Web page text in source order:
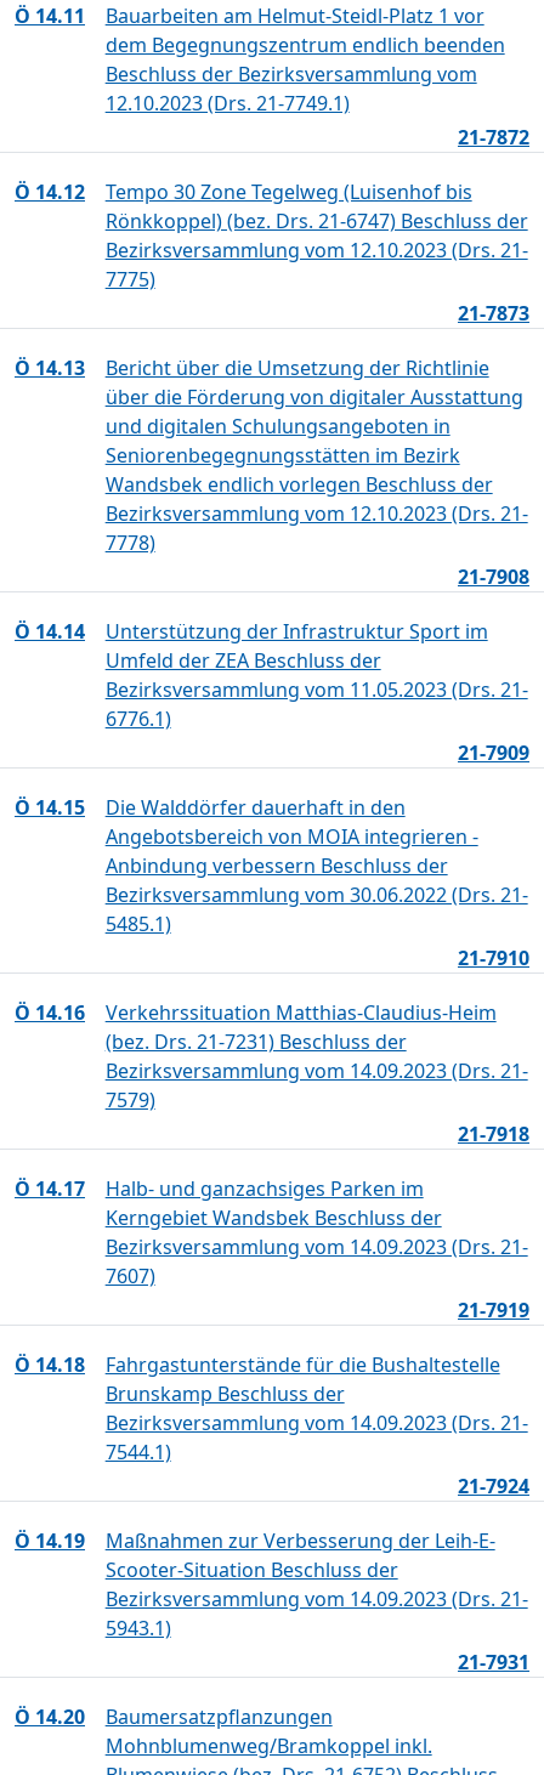
Ö 14.11
Bauarbeiten am Helmut-Steidl-Platz 1 vor
dem Begegnungszentrum endlich beenden
Beschluss der Bezirksversammlung vom
12.10.2023 (Drs. 21-7749.1)
21-7872
Ö 14.12
Tempo 30 Zone Tegelweg (Luisenhof bis
Rönkkoppel) (bez. Drs. 21-6747) Beschluss der
Bezirksversammlung vom 12.10.2023 (Drs. 21-
7775)
21-7873
Ö 14.13
Bericht über die Umsetzung der Richtlinie
über die Förderung von digitaler Ausstattung
und digitalen Schulungsangeboten in
Seniorenbegegnungsstätten im Bezirk
Wandsbek endlich vorlegen Beschluss der
Bezirksversammlung vom 12.10.2023 (Drs. 21-
7778)
21-7908
Ö 14.14
Unterstützung der Infrastruktur Sport im
Umfeld der ZEA Beschluss der
Bezirksversammlung vom 11.05.2023 (Drs. 21-
6776.1)
21-7909
Ö 14.15
Die Walddörfer dauerhaft in den
Angebotsbereich von MOIA integrieren -
Anbindung verbessern Beschluss der
Bezirksversammlung vom 30.06.2022 (Drs. 21-
5485.1)
21-7910
Ö 14.16
Verkehrssituation Matthias-Claudius-Heim
(bez. Drs. 21-7231) Beschluss der
Bezirksversammlung vom 14.09.2023 (Drs. 21-
7579)
21-7918
Ö 14.17
Halb- und ganzachsiges Parken im
Kerngebiet Wandsbek Beschluss der
Bezirksversammlung vom 14.09.2023 (Drs. 21-
7607)
21-7919
Ö 14.18
Fahrgastunterstände für die Bushaltestelle
Brunskamp Beschluss der
Bezirksversammlung vom 14.09.2023 (Drs. 21-
7544.1)
21-7924
Ö 14.19
Maßnahmen zur Verbesserung der Leih-E-
Scooter-Situation Beschluss der
Bezirksversammlung vom 14.09.2023 (Drs. 21-
5943.1)
21-7931
Ö 14.20
Baumersatzpflanzungen
Mohnblumenweg/Bramkoppel inkl.